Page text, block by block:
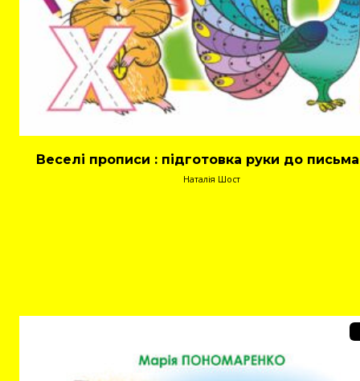
Веселі прописи : підготовка руки до
Наталія Шост